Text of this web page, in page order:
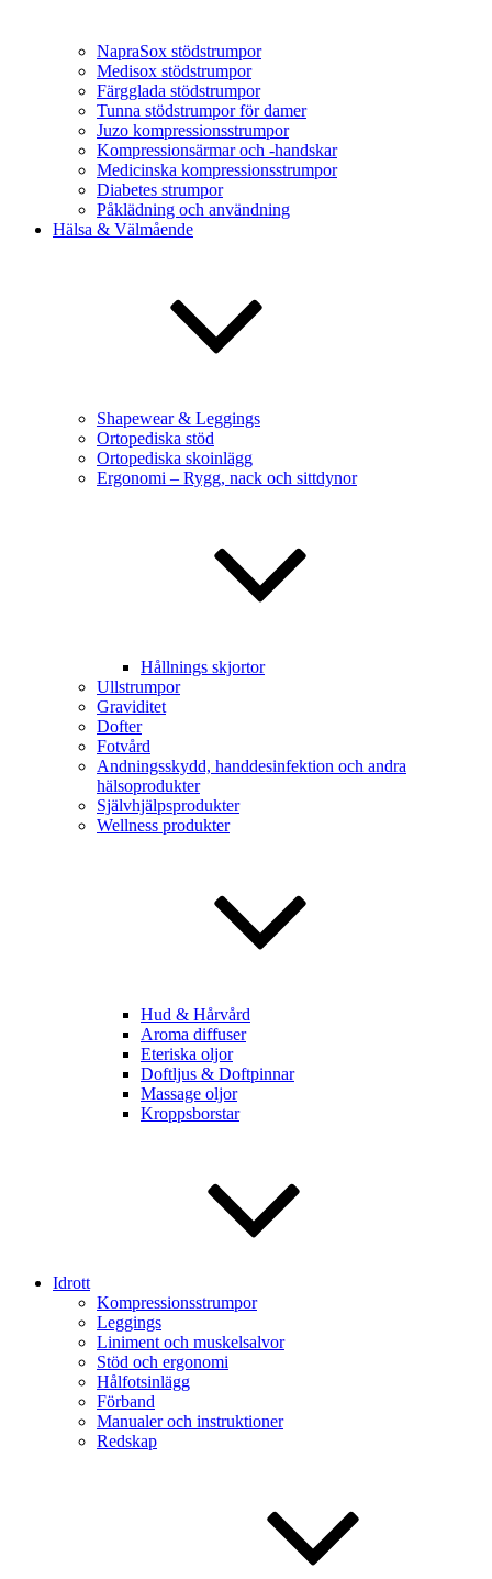
NapraSox stödstrumpor
Medisox stödstrumpor
Färgglada stödstrumpor
Tunna stödstrumpor för damer
Juzo kompressionsstrumpor
Kompressionsärmar och -handskar
Medicinska kompressionsstrumpor
Diabetes strumpor
Påklädning och användning
Hälsa & Välmående
Shapewear & Leggings
Ortopediska stöd
Ortopediska skoinlägg
Ergonomi – Rygg, nack och sittdynor
Hållnings skjortor
Ullstrumpor
Graviditet
Dofter
Fotvård
Andningsskydd, handdesinfektion och andra
hälsoprodukter
Självhjälpsprodukter
Wellness produkter
Hud & Hårvård
Aroma diffuser
Eteriska oljor
Doftljus & Doftpinnar
Massage oljor
Kroppsborstar
Idrott
Kompressionsstrumpor
Leggings
Liniment och muskelsalvor
Stöd och ergonomi
Hålfotsinlägg
Förband
Manualer och instruktioner
Redskap